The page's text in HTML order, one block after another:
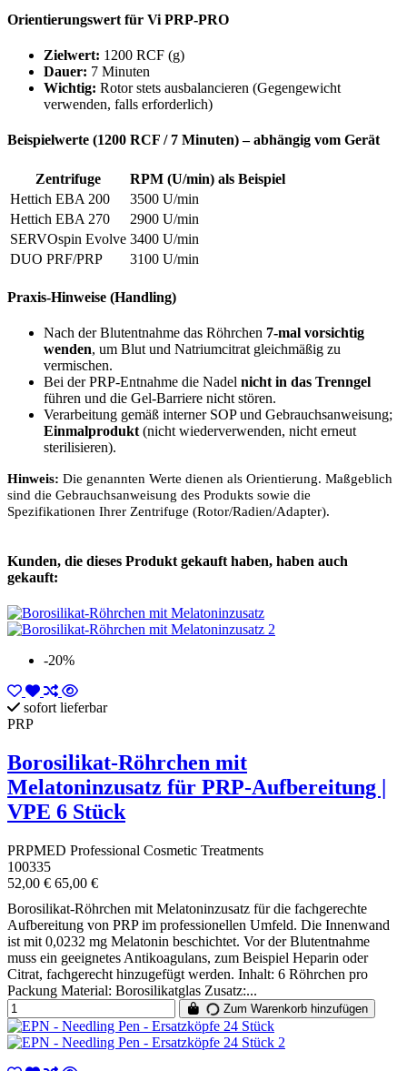
Orientierungswert für Vi PRP-PRO
Zielwert: 1200 RCF (g)
Dauer: 7 Minuten
Wichtig: Rotor stets ausbalancieren (Gegengewicht
verwenden, falls erforderlich)
Beispielwerte (1200 RCF / 7 Minuten) – abhängig vom Gerät
Zentrifuge
RPM (U/min) als Beispiel
Hettich EBA 200
3500 U/min
Hettich EBA 270
2900 U/min
SERVOspin Evolve 3400 U/min
DUO PRF/PRP
3100 U/min
Praxis-Hinweise (Handling)
Nach der Blutentnahme das Röhrchen 7-mal vorsichtig
wenden, um Blut und Natriumcitrat gleichmäßig zu
vermischen.
Bei der PRP-Entnahme die Nadel nicht in das Trenngel
führen und die Gel-Barriere nicht stören.
Verarbeitung gemäß interner SOP und Gebrauchsanweisung;
Einmalprodukt (nicht wiederverwenden, nicht erneut
sterilisieren).
Hinweis: Die genannten Werte dienen als Orientierung. Maßgeblich
sind die Gebrauchsanweisung des Produkts sowie die
Spezifikationen Ihrer Zentrifuge (Rotor/Radien/Adapter).
Kunden, die dieses Produkt gekauft haben, haben auch
gekauft:
-20%
sofort lieferbar
PRP
Borosilikat-Röhrchen mit
Melatoninzusatz für PRP-Aufbereitung |
VPE 6 Stück
PRPMED Professional Cosmetic Treatments
100335
52,00 € 65,00 €
Borosilikat-Röhrchen mit Melatoninzusatz für die fachgerechte
Aufbereitung von PRP im professionellen Umfeld. Die Innenwand
ist mit 0,0232 mg Melatonin beschichtet. Vor der Blutentnahme
muss ein geeignetes Antikoagulans, zum Beispiel Heparin oder
Citrat, fachgerecht hinzugefügt werden. Inhalt: 6 Röhrchen pro
Packung Material: Borosilikatglas Zusatz:...
Zum Warenkorb hinzufügen